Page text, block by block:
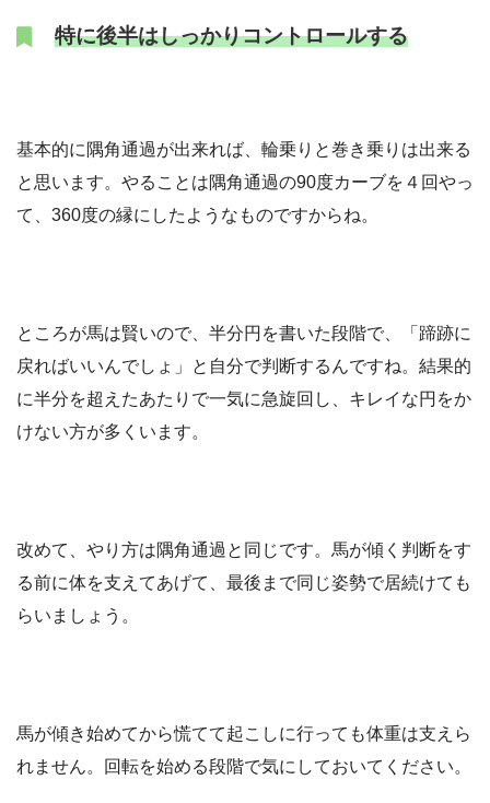
特に後半はしっかりコントロールする
基本的に隅角通過が出来れば、輪乗りと巻き乗りは出来る
と思います。やることは隅角通過の90度カーブを４回やっ
て、360度の縁にしたようなものですからね。
ところが馬は賢いので、半分円を書いた段階で、「蹄跡に
戻ればいいんでしょ」と自分で判断するんですね。結果的
に半分を超えたあたりで一気に急旋回し、キレイな円をか
けない方が多くいます。
改めて、やり方は隅角通過と同じです。馬が傾く判断をす
る前に体を支えてあげて、最後まで同じ姿勢で居続けても
らいましょう。
馬が傾き始めてから慌てて起こしに行っても体重は支えら
れません。回転を始める段階で気にしておいてください。